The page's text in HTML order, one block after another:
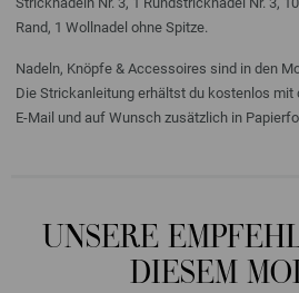
Rand, 1 Wollnadel ohne Spitze.
Nadeln, Knöpfe & Accessoires sind in den
Die Strickanleitung erhältst du kostenlos mit
E-Mail und auf Wunsch zusätzlich in
UNSERE
DIESEM